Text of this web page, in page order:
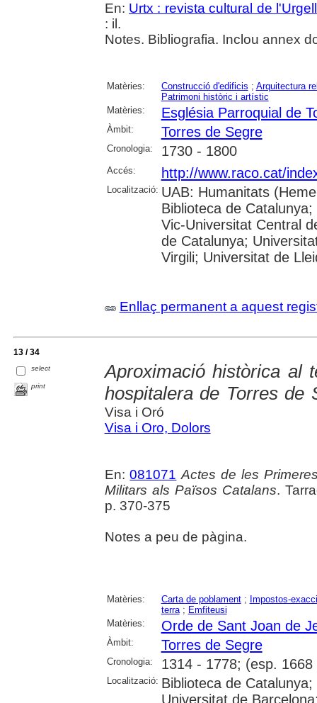
En: Urtx : revista cultural de l'Urgell
: il.
Notes. Bibliografia. Inclou annex
Matèries: Construcció d'edificis ; Arquitectura
Patrimoni històric i artístic
Matèries:
Església Parroquial de
Àmbit: Torres de Segre
Cronologia: 1730 - 1800
Accés: http://www.raco.cat/
Localització: UAB: Humanitats
Biblioteca de
Vic-Universitat Central
de Catalunya;
Virgili; Universitat de
Enllaç permanent a aquest
13 / 34
select
print
Aproximació històrica al
hospitalera de Torres de
Visa i Oró
Visa i Oro, Dolors
En:081071 Actes de les
Militars als Països Catalans.
p. 370-375
Notes a peu de pàgina.
Matèries: Carta de poblament; Impostos-
terra; Emfiteusi
Matèries:
Orde de Sant Joan de
Àmbit: Torres de Segre
Cronologia: 1314 - 1778; (esp. 1668
Localització: Biblioteca de
Universitat de